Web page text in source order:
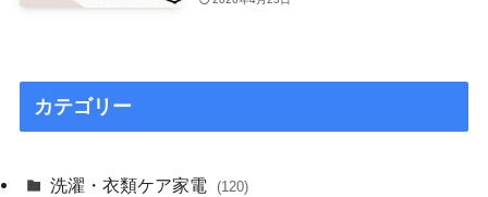
カテゴリー
洗濯・衣類ケア家電 (120)